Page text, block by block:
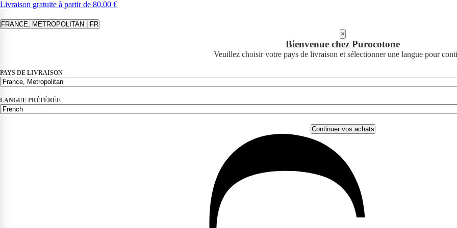
Livraison gratuite à partir de 80,00 €
FRANCE, METROPOLITAN | FR
×
Bienvenue chez Purocotone
Veuillez choisir votre pays de livraison et sélectionner une langue pour
PAYS DE LIVRAISON
LANGUE PRÉFÉRÉE
Continuer vos achats